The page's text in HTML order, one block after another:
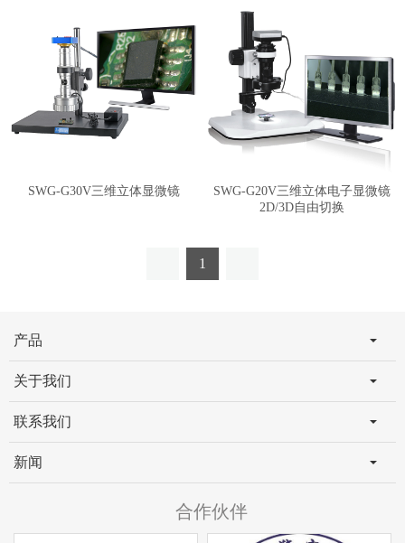
SWG-G30V三维立体显微镜
SWG-G20V三维立体电子显微镜
2D/3D自由切换
1
产品
关于我们
联系我们
新闻
合作伙伴